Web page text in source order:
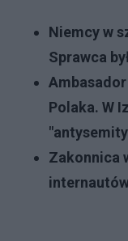
Niemcy w
Sprawca
Polaka. W
Zakonnica